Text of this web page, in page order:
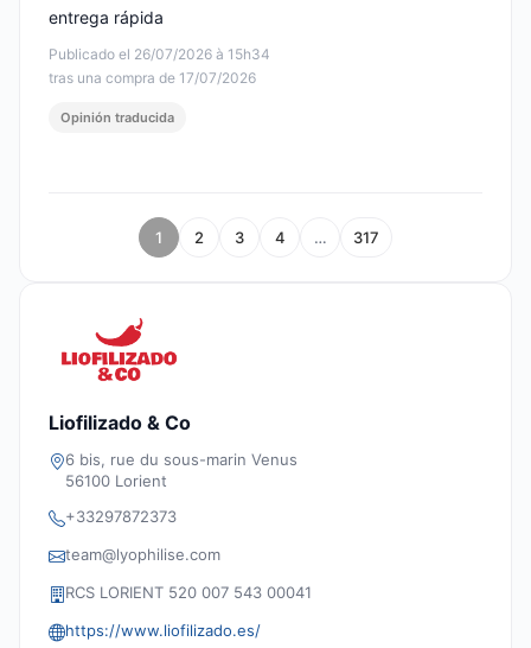
Publicado el 26/07/2026 à 15h34
tras una compra de 17/07/2026
entrega rápida
Opinión traducida
1 2 3 4 … 317
Liofilizado & Co
6 bis, rue du sous-marin Venus
56100 Lorient
+33297872373
team@lyophilise.com
RCS LORIENT 520 007 543 00041
https://www.liofilizado.es/